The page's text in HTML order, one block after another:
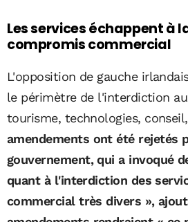
Les services échappent à
compromis commercial
L'opposition de gauche
le périmètre de l'interdiction
tourisme, technologies,
amendements ont été rejetés
gouvernement, qui a invoqué
quant à l'interdiction des
commercial très divers »,